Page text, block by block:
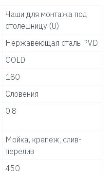
Чаши для монтажа под
столешницу (U)
Нержавеющая сталь PVD
GOLD
180
Словения
0.8
Мойка, крепеж, слив-
перелив
450